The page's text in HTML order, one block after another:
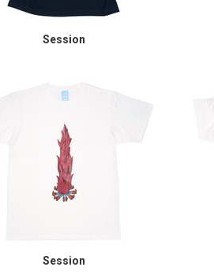
Session
Session